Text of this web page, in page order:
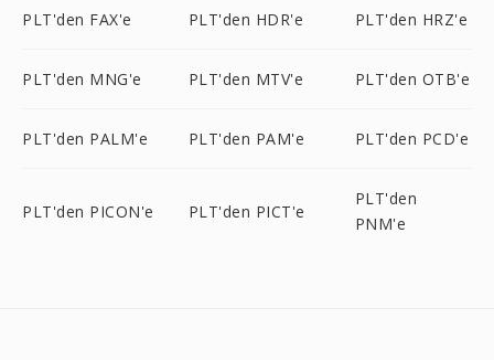
PLT'den FAX'e PLT'den HDR'e PLT'den HRZ'e
PLT'den MNG'e PLT'den MTV'e PLT'den OTB'e
PLT'den PALM'e PLT'den PAM'e PLT'den PCD'e
PLT'den PICON'e PLT'den PICT'e
PLT'den
PNM'e